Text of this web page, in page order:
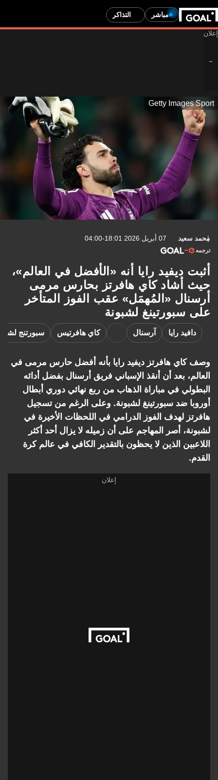
مباشر التذاكر
Getty Images Sport
محمد سعيد 07 أبريل 2026 18:01-04:00
ترجمه
أثبت ديفيد رايا أنه «الأفضل في العالم»،
حيث أشاد كاي هافرتز بحارس مرمى
أرسنال «المُهمَل» عقب الفوز المتأخر
على سبورتينغ لشبونة
دافيد رايا آرسنال كاي هافرتيس سبورتنج
وصف كاي هافرتز ديفيد رايا بأنه أفضل حارس مرمى في
العالم، بعد أن أنقذ الإسباني فريق أرسنال بفضل أدائه
البطولي في مباراة الذهاب من ربع نهائي دوري أبطال
أوروبا ضد سبورتينغ لشبونة. وعلى الرغم من تسجيل
هافرتز لهدف الفوز الدرامي في اللحظات الأخيرة في
لشبونة، أصر المهاجم على أن زميله لا يزال أحد أكثر
اللاعبين الذين لا يحظون بالتقدير الكافي في عالم كرة
القدم.